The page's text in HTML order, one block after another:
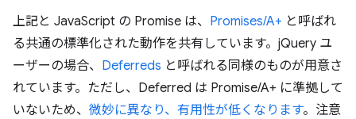
上記と JavaScript の Promise は、 Promises/A+ と呼ばれ
る共通の標準化された動作を共有しています。jQuery ユ
ーザーの場合、 Deferreds と呼ばれる同様のものが用意さ
れています。ただし、Deferred は Promise/A+ に準拠して
いないため、 微妙に異なり、有用性が低くなります。注意